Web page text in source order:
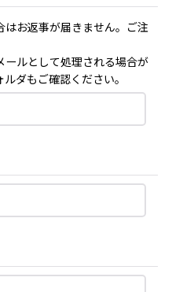
はお返事が届きません。ご注
ールとして処理される場合が
ダもご確認ください。